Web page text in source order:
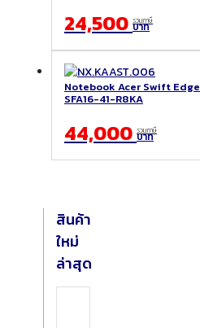
24,500 รวมภาษี
บาท
Notebook Acer Swift Edge
SFA16-41-R8KA
44,000 รวมภาษี
บาท
สินค้า
ใหม่
ล่าสุด